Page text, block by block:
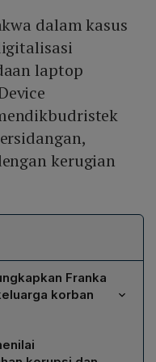
dalam kasus
laptop
kerugian
Franka
korban
tidak hanya
tetapi merusak